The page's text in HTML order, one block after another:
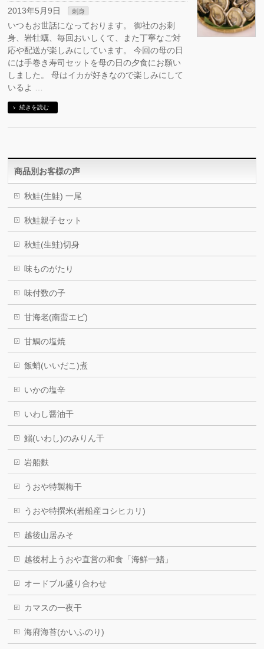
2013年5月9日 刺身
いつもお世話になっております。 御社のお刺
身、岩牡蠣、毎回おいしくて、また丁寧なご対
応や配送が楽しみにしています。 今回の母の日
には手巻き寿司セットを母の日の夕食にお願い
しました。 母はイカが好きなので楽しみにして
いるよ …
続きを読む
商品別お客様の声
秋鮭(生鮭) 一尾
秋鮭親子セット
秋鮭(生鮭)切身
味ものがたり
味付数の子
甘海老(南蛮エビ)
甘鯛の塩焼
飯蛸(いいだこ)煮
いかの塩辛
いわし醤油干
鰯(いわし)のみりん干
岩船麩
うおや特製梅干
うおや特撰米(岩船産コシヒカリ)
越後山居みそ
越後村上うおや直営の和食「海鮮一鰭」
オードブル盛り合わせ
カマスの一夜干
海府海苔(かいふのり)